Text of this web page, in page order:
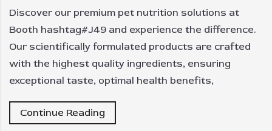
Discover our premium pet nutrition solutions at
Booth hashtag#J49 and experience the difference.
Our scientifically formulated products are crafted
with the highest quality ingredients, ensuring
exceptional taste, optimal health benefits,
Continue Reading